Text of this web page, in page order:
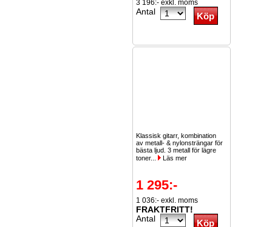
3 196:- exkl. moms
Antal
Klassisk gitarr, kombination
av metall- & nylonsträngar för
bästa ljud. 3 metall för lägre
toner...
Läs mer
1 295:-
1 036:- exkl. moms
FRAKTFRITT!
Antal